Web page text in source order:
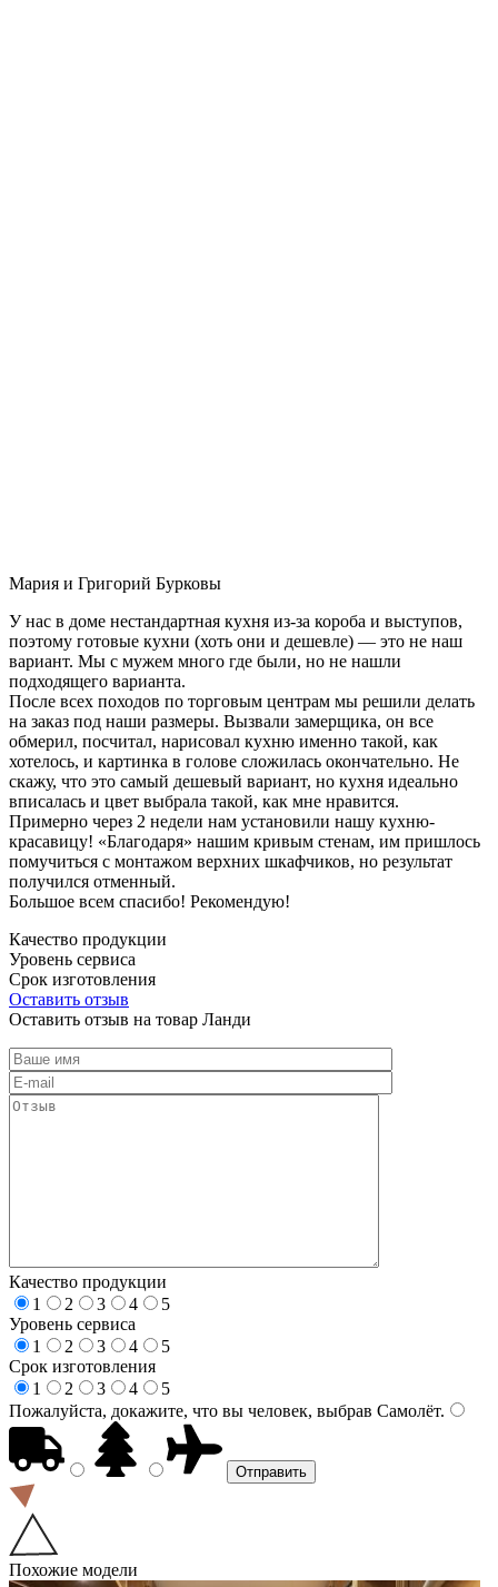
Мария и Григорий Бурковы
У нас в доме нестандартная кухня из-за короба и выступов,
поэтому готовые кухни (хоть они и дешевле) — это не наш
вариант. Мы с мужем много где были, но не нашли
подходящего варианта.
После всех походов по торговым центрам мы решили делать
на заказ под наши размеры. Вызвали замерщика, он все
обмерил, посчитал, нарисовал кухню именно такой, как
хотелось, и картинка в голове сложилась окончательно. Не
скажу, что это самый дешевый вариант, но кухня идеально
вписалась и цвет выбрала такой, как мне нравится.
Примерно через 2 недели нам установили нашу кухню-
красавицу! «Благодаря» нашим кривым стенам, им пришлось
помучиться с монтажом верхних шкафчиков, но результат
получился отменный.
Большое всем спасибо! Рекомендую!
Качество продукции
Уровень сервиса
Срок изготовления
Оставить отзыв
Оставить отзыв на товар Ланди
Качество продукции
1
2 3 4
5
Уровень сервиса
1
2 3 4
5
Срок изготовления
1
2 3 4
5
Пожалуйста, докажите, что вы человек, выбрав Самолёт.
Похожие модели